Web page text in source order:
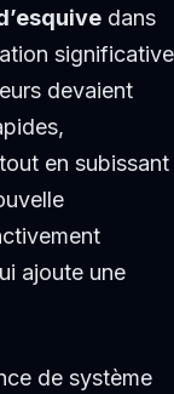
dans
significative
devaient
en subissant
ajoute une
de système